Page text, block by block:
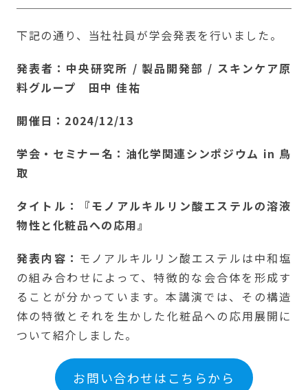
下記の通り、当社社員が学会発表を行いました。
発表者：中央研究所 / 製品開発部 / スキンケア原
料グループ 田中 佳祐
開催日：2024/12/13
学会・セミナー名：油化学関連シンポジウム in 鳥
取
タイトル：『モノアルキルリン酸エステルの溶液
物性と化粧品への応用』
発表内容： モノアルキルリン酸エステルは中和塩
の組み合わせによって、特徴的な会合体を形成す
ることが分かっています。本講演では、その構造
体の特徴とそれを生かした化粧品への応用展開に
ついて紹介しました。
お問い合わせはこちらから